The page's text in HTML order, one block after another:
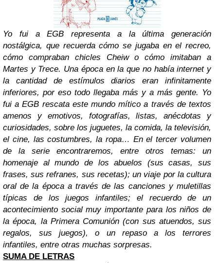
Yo fui a EGB representa a la última generación
nostálgica, que recuerda cómo se jugaba en el recreo,
cómo compraban chicles Cheiw o cómo imitaban a
Martes y Trece. Una época en la que no había internet y
la cantidad de estímulos diarios eran infinitamente
inferiores, por eso todo llegaba más y a más gente. Yo
fui a EGB rescata este mundo mítico a través de textos
amenos y emotivos, fotografías, listas, anécdotas y
curiosidades, sobre los juguetes, la comida, la televisión,
el cine, las costumbres, la ropa… En el tercer volumen
de la serie encontraremos, entre otros temas: un
homenaje al mundo de los abuelos (sus casas, sus
frases, sus refranes, sus recetas); un viaje por la cultura
oral de la época a través de las canciones y muletillas
típicas de los juegos infantiles; el recuerdo de un
acontecimiento social muy importante para los niños de
la época, la Primera Comunión (con sus atuendos, sus
regalos, sus juegos), o un repaso a los terrores
infantiles, entre otras muchas sorpresas.
SUMA DE LETRAS